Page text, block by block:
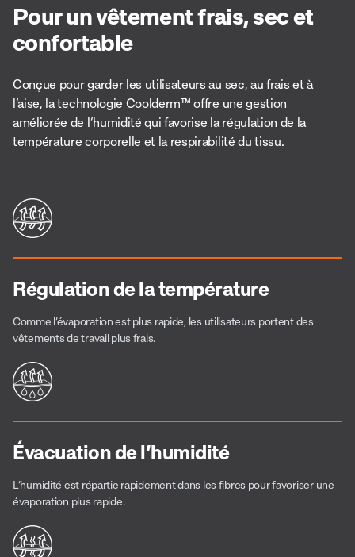
Pour un vêtement frais, sec et
confortable
Conçue pour garder les utilisateurs au sec, au frais et à
l’aise, la technologie Coolderm™ offre une gestion
améliorée de l’humidité qui favorise la régulation de la
température corporelle et la respirabilité du tissu.
Régulation de la température
Comme l’évaporation est plus rapide, les utilisateurs portent des
vêtements de travail plus frais.
Évacuation de l’humidité
L’humidité est répartie rapidement dans les fibres pour favoriser une
évaporation plus rapide.